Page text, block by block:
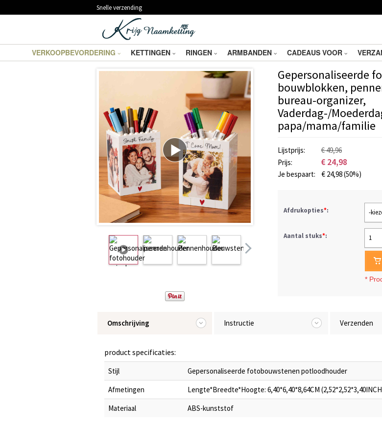
Snelle verzending
VERKOOPBEVORDERING KETTINGEN RINGEN ARMBANDEN CADEAUS VOOR
Gepersonaliseerde
bouwblokken,
bureau-organizer,
Vaderdag-/
papa/mama/familie
Lijstprijs:
€ 49,96
Prijs:
€ 24,98
Je bespaart: € 24,98(50%)
Afdrukopties*: -
Aantal stuks*: 1
*
Omschrijving Instructie Verzenden
product specificaties:
Stijl
Gepersonaliseerde fotobouwstenen potloodhouder
Afmetingen
Lengte*Breedte*Hoogte: 6,40*6,40*8,64CM
Materiaal
ABS-kunststof